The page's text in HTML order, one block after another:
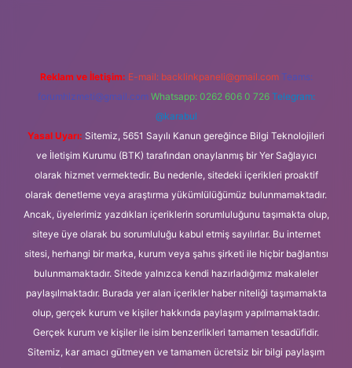
Reklam ve İletişim: E-mail: backlinkpaneli@gmail.com Teams:
forumhizmeti@gmail.com Whatsapp: 0262 606 0 726 Telegram:
@karabul
Yasal Uyarı: Sitemiz, 5651 Sayılı Kanun gereğince Bilgi Teknolojileri
ve İletişim Kurumu (BTK) tarafından onaylanmış bir Yer Sağlayıcı
olarak hizmet vermektedir. Bu nedenle, sitedeki içerikleri proaktif
olarak denetleme veya araştırma yükümlülüğümüz bulunmamaktadır.
Ancak, üyelerimiz yazdıkları içeriklerin sorumluluğunu taşımakta olup,
siteye üye olarak bu sorumluluğu kabul etmiş sayılırlar. Bu internet
sitesi, herhangi bir marka, kurum veya şahıs şirketi ile hiçbir bağlantısı
bulunmamaktadır. Sitede yalnızca kendi hazırladığımız makaleler
paylaşılmaktadır. Burada yer alan içerikler haber niteliği taşımamakta
olup, gerçek kurum ve kişiler hakkında paylaşım yapılmamaktadır.
Gerçek kurum ve kişiler ile isim benzerlikleri tamamen tesadüfidir.
Sitemiz, kar amacı gütmeyen ve tamamen ücretsiz bir bilgi paylaşım